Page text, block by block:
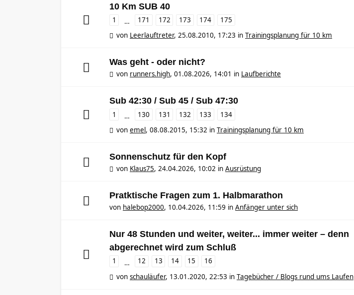
10 Km SUB 40
1 … 171 172 173 174
175
von Leerlauftreter, 25.08.2010, 17:23 in Trainingsplanung für 10 km
Was geht - oder nicht?
von runners.high, 01.08.2026, 14:01 in Laufberichte
Sub 42:30 / Sub 45 / Sub 47:30
1 … 130 131 132 133
134
von emel, 08.08.2015, 15:32 in Trainingsplanung für 10 km
Sonnenschutz für den Kopf
von Klaus75, 24.04.2026, 10:02 in Ausrüstung
Pratktische Fragen zum 1. Halbmarathon
von halebop2000, 10.04.2026, 11:59 in Anfänger unter sich
Nur 48 Stunden und weiter, weiter... immer weiter – denn
abgerechnet wird zum Schluß
1 … 12 13 14 15
16
von schauläufer, 13.01.2020, 22:53 in Tagebücher / Blogs rund ums Laufen